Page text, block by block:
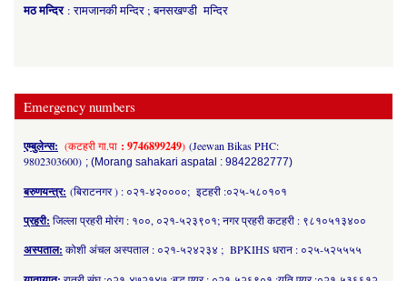
मठ मन्दिर : रामजानकी मन्दिर ; बनसखण्डी मन्दिर
Emergency numbers
एम्बुलेन्स: (कटहरी गा.पा : 9746899249) (Jeewan Bikas PHC:
9802303600) ; (Morang sahakari aspatal : 9842282777)
बरुणयन्त्र: (बिराटनगर ) : ०२१-४२००००; इटहरी :०२५-५८०१०१
प्रहरी: जिल्ला प्रहरी मोरंग : १००, ०२१-५२३९०१; नगर प्रहरी कटहरी : ९८१०५१३४००
अस्पताल: कोशी अंचल अस्पताल : ०२१-५२४२३४ ; BPKIHS धरान : ०२५-५२५५५५